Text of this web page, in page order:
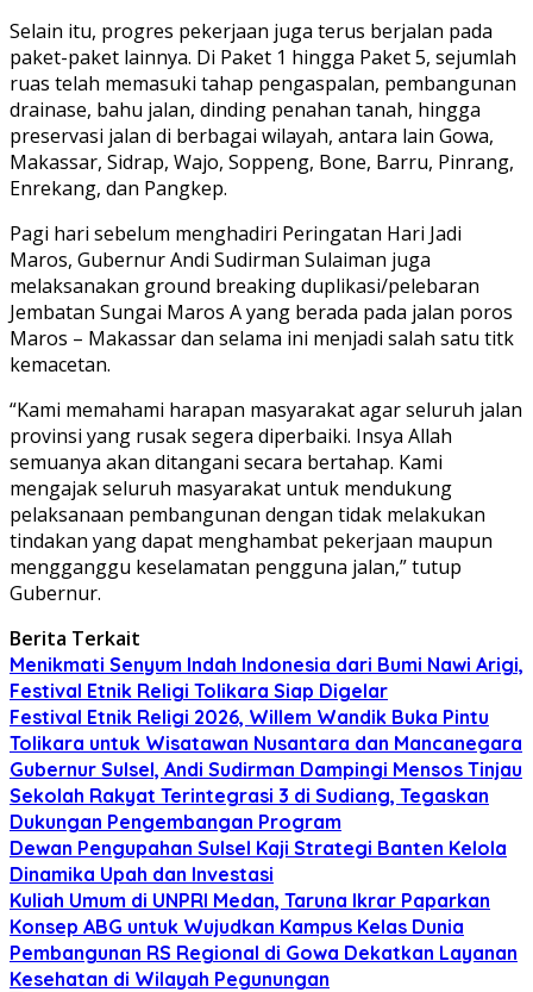
Selain itu, progres pekerjaan juga terus berjalan pada
paket-paket lainnya. Di Paket 1 hingga Paket 5, sejumlah
ruas telah memasuki tahap pengaspalan, pembangunan
drainase, bahu jalan, dinding penahan tanah, hingga
preservasi jalan di berbagai wilayah, antara lain Gowa,
Makassar, Sidrap, Wajo, Soppeng, Bone, Barru, Pinrang,
Enrekang, dan Pangkep.
Pagi hari sebelum menghadiri Peringatan Hari Jadi
Maros, Gubernur Andi Sudirman Sulaiman juga
melaksanakan ground breaking duplikasi/pelebaran
Jembatan Sungai Maros A yang berada pada jalan poros
Maros – Makassar dan selama ini menjadi salah satu titk
kemacetan.
“Kami memahami harapan masyarakat agar seluruh jalan
provinsi yang rusak segera diperbaiki. Insya Allah
semuanya akan ditangani secara bertahap. Kami
mengajak seluruh masyarakat untuk mendukung
pelaksanaan pembangunan dengan tidak melakukan
tindakan yang dapat menghambat pekerjaan maupun
mengganggu keselamatan pengguna jalan,” tutup
Gubernur.
Berita Terkait
Menikmati Senyum Indah Indonesia dari Bumi Nawi Arigi,
Festival Etnik Religi Tolikara Siap Digelar
Festival Etnik Religi 2026, Willem Wandik Buka Pintu
Tolikara untuk Wisatawan Nusantara dan Mancanegara
Gubernur Sulsel, Andi Sudirman Dampingi Mensos Tinjau
Sekolah Rakyat Terintegrasi 3 di Sudiang, Tegaskan
Dukungan Pengembangan Program
Dewan Pengupahan Sulsel Kaji Strategi Banten Kelola
Dinamika Upah dan Investasi
Kuliah Umum di UNPRI Medan, Taruna Ikrar Paparkan
Konsep ABG untuk Wujudkan Kampus Kelas Dunia
Pembangunan RS Regional di Gowa Dekatkan Layanan
Kesehatan di Wilayah Pegunungan